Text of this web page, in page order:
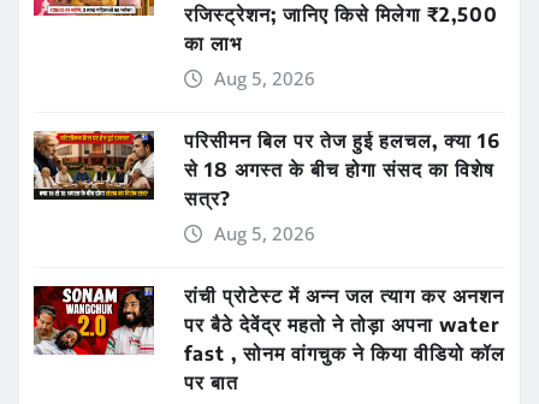
रजिस्ट्रेशन; जानिए किसे मिलेगा ₹2,500
का लाभ
Aug 5, 2026
परिसीमन बिल पर तेज हुई हलचल, क्या 16
से 18 अगस्त के बीच होगा संसद का विशेष
सत्र?
Aug 5, 2026
रांची प्रोटेस्ट में अन्न जल त्याग कर अनशन
पर बैठे देवेंद्र महतो ने तोड़ा अपना water
fast , सोनम वांगचुक ने किया वीडियो कॉल
पर बात